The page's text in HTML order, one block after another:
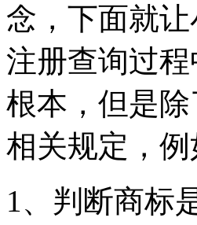
念，下面就
注册查询过
根本，但是
相关规定，
1、判断商标